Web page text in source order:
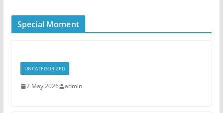
Special Moment
UNCATEGORIZED
2 May 2026 admin